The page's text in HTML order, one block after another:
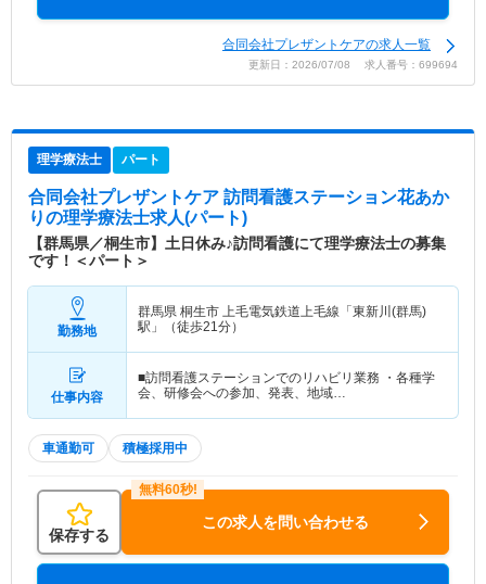
合同会社プレザントケアの求人一覧
更新日：2026/07/08 求人番号：699694
理学療法士 パート
合同会社プレザントケア 訪問看護ステーション花あか
りの理学療法士求人(パート)
【群馬県／桐生市】土日休み♪訪問看護にて理学療法士の募集
です！＜パート＞
勤務地
群馬県 桐生市 上毛電気鉄道上毛線「東新川(群馬)
駅」（徒歩21分）
仕事内容
■訪問看護ステーションでのリハビリ業務 ・各種学
会、研修会への参加、発表、地域…
車通勤可 積極採用中
保存する
この求人を問い合わせる